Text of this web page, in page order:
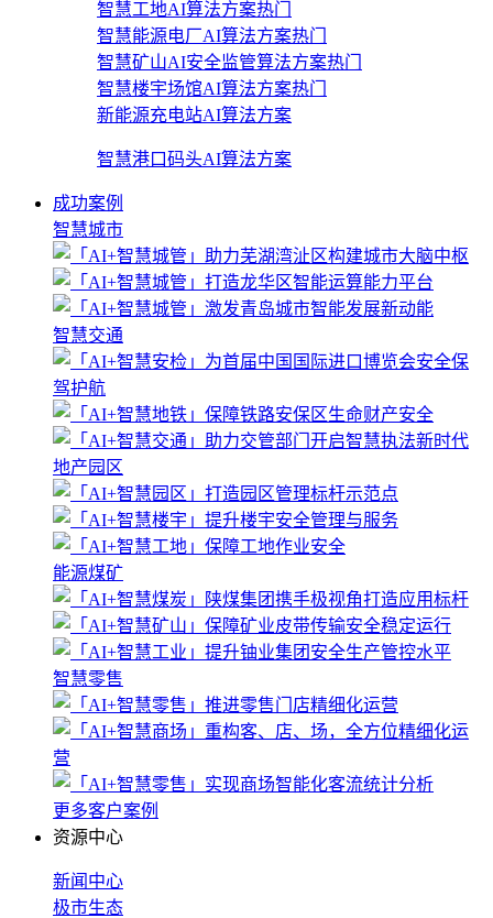
智慧工地AI算法方案热门
智慧能源电厂AI算法方案热门
智慧矿山AI安全监管算法方案热门
智慧楼宇场馆AI算法方案热门
新能源充电站AI算法方案
智慧港口码头AI算法方案
成功案例
智慧城市
智慧交通
地产园区
能源煤矿
智慧零售
更多客户案例
资源中心
新闻中心
极市生态